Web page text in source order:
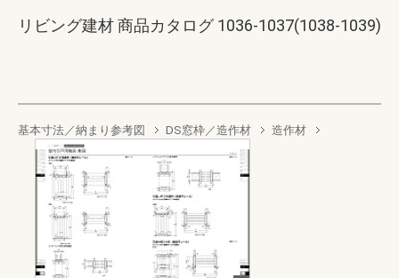
リビング建材 商品カタログ 1036-1037(1038-1039)
基本寸法／納まり参考図 DS窓枠／造作材 造作材